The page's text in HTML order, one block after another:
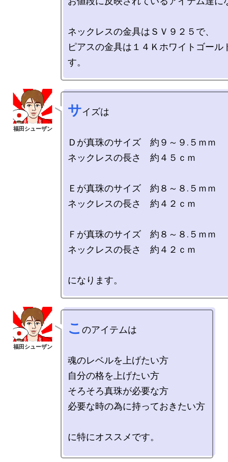
ネックレスの金具はＳＶ９２５で、
ピアスの金具は１４Ｋホワイトゴール
サイズは
Ｄが真珠のサイズ　約９～９.５ｍｍ
ネックレスの長さ　約４５ｃｍ
Ｅが真珠のサイズ　約８～８.５ｍｍ
ネックレスの長さ　約４２ｃｍ
Ｆが真珠のサイズ　約８～８.５ｍｍ
ネックレスの長さ　約４２ｃｍ
こ のアイテムは
魂のレベルを上げたい方
自分の格を上げたい方
そろそろ真珠が必要な方
必要な時の為に持っておきたい方
に特にオススメです。